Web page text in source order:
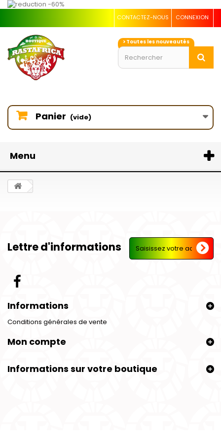
CONNEXION
CONTACTEZ-NOUS
> Toutes les nouveautés
Panier (vide)
Menu
Lettre d'informations
Informations
Conditions générales de vente
Mon compte
Informations sur votre boutique